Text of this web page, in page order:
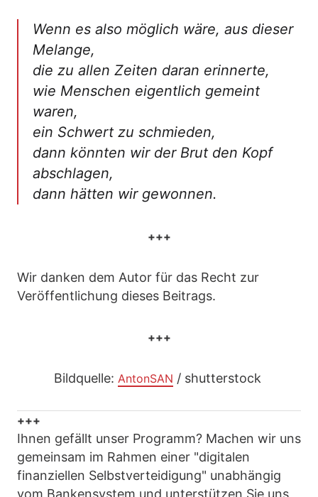
Wenn es also möglich wäre, aus dieser
Melange,
die zu allen Zeiten daran erinnerte,
wie Menschen eigentlich gemeint
waren,
ein Schwert zu schmieden,
dann könnten wir der Brut den Kopf
abschlagen,
dann hätten wir gewonnen.
+++
Wir danken dem Autor für das Recht zur
Veröffentlichung dieses Beitrags.
+++
Bildquelle: AntonSAN / shutterstock
+++
Ihnen gefällt unser Programm? Machen wir uns
gemeinsam im Rahmen einer "digitalen
finanziellen Selbstverteidigung" unabhängig
vom Bankensystem und unterstützen Sie uns